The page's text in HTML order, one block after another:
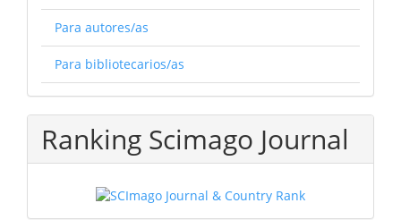
Para autores/as
Para bibliotecarios/as
Ranking Scimago Journal